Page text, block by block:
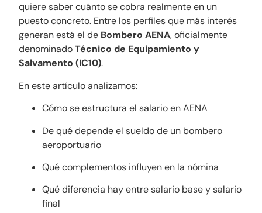
quiere saber cuánto se cobra realmente en un
puesto concreto. Entre los perfiles que más interés
generan está el de Bombero AENA, oficialmente
denominadoTécnico de Equipamiento y
Salvamento (IC10).
En este artículo analizamos:
Cómo se estructura el salario en AENA
De qué depende el sueldo de un bombero
aeroportuario
Qué complementos influyen en la nómina
Qué diferencia hay entre salario base y salario
final